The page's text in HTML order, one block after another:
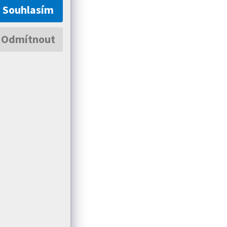
Odmítnout
Souhlasím